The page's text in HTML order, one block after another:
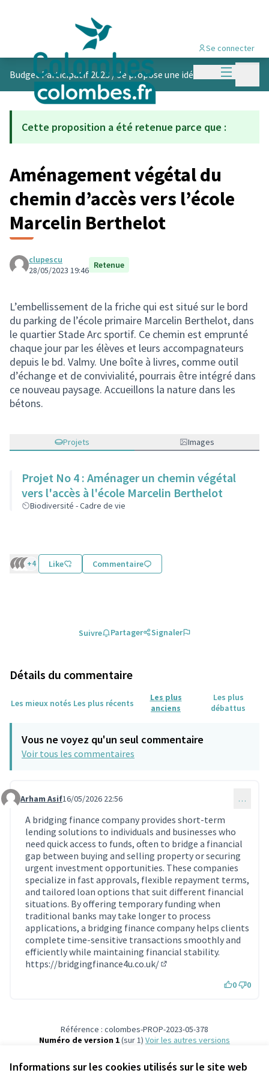
Informations sur les cookies utilisés sur le site web
Menu
Se connecter
Budget Participatif 2023 /Je propose une idée
Cette proposition a été retenue parce que :
Aménagement végétal du
chemin d’accès vers l’école
Marcelin Berthelot
clupescu
28/05/2023 19:46 Retenue
L’embellissement de la friche qui est situé sur le bord
du parking de l’école primaire Marcelin Berthelot, dans
le quartier Stade Arc sportif. Ce chemin est emprunté
chaque jour par les élèves et leurs accompagnateurs
depuis le bd. Valmy. Une boîte à livres, comme outil
d’échange et de convivialité, pourrais être intégré dans
ce nouveau paysage. Accueillons la nature dans les
bétons.
Projets Images
Projet No 4 : Aménager un chemin végétal
vers l'accès à l'école Marcelin Berthelot
Biodiversité - Cadre de vie
+4 Like Commentaire
Suivre Partager Signaler
Détails du commentaire
Les mieux notés Les plus récents
Les plus
anciens
Les plus
débattus
Vous ne voyez qu'un seul commentaire
Voir tous les commentaires
Commentaire 2311
Arham Asif16/05/2026 22:56 …
A bridging finance company provides short-term
lending solutions to individuals and businesses who
need quick access to funds, often to bridge a financial
gap between buying and selling property or securing
urgent investment opportunities. These companies
specialize in fast approvals, flexible repayment terms,
and tailored loan options that suit different financial
situations. By offering temporary funding when
traditional banks may take longer to process
applications, a bridging finance company helps clients
complete time-sensitive transactions smoothly and
efficiently while maintaining financial stability.
https://bridgingfinance4u.co.uk/
0 0
Référence : colombes-PROP-2023-05-378
Numéro de version 1(sur 1)
voir les autres versions